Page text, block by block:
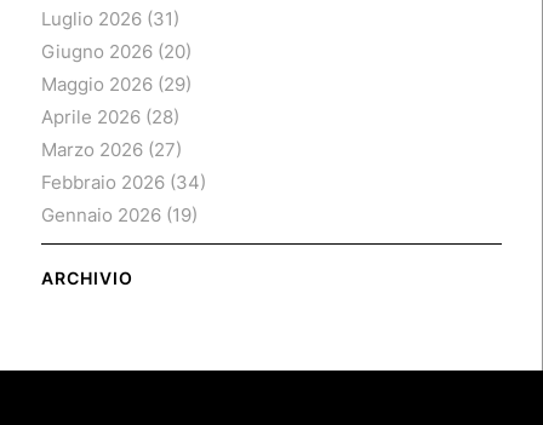
Luglio 2026(31)
Giugno 2026(20)
Maggio 2026(29)
Aprile 2026(28)
Marzo 2026(27)
Febbraio 2026(34)
Gennaio 2026(19)
ARCHIVIO